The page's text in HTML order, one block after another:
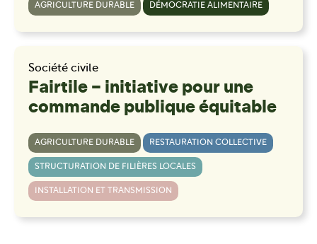
AGRICULTURE DURABLE DÉMOCRATIE ALIMENTAIRE
Société civile
Fairtile – initiative pour une
commande publique équitable
AGRICULTURE DURABLE RESTAURATION COLLECTIVE
STRUCTURATION DE FILIÈRES LOCALES
INSTALLATION ET TRANSMISSION